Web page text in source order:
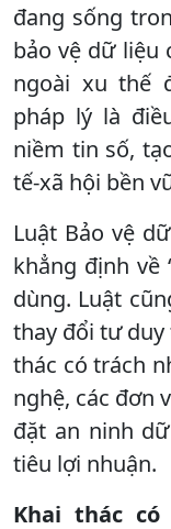
đang sống
bảo vệ dữ liệu
ngoài xu thế
pháp lý là
niềm tin số,
tế-xã hội bền
Luật Bảo vệ
khẳng định về
dùng. Luật
thay đổi tư duy
thác có trách
nghệ, các đơn
đặt an ninh
tiêu lợi nhuận.
Khai thác